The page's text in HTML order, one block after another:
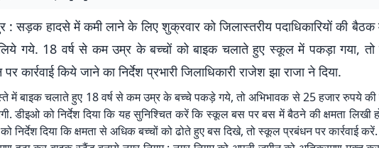
: सड़क हादसे में कमी लाने के लिए शुक्रवार को जिलास्तरीय पदाधिकारियों की
लिये गये. 18 वर्ष से कम उम्र के बच्चों को बाइक चलाते हुए स्कूल में पकड़ा गया,
कार्रवाई किये जाने का निर्देश प्रभारी जिलाधिकारी राजेश झा राजा ने दिया.
में बाइक चलाते हुए 18 वर्ष से कम उम्र के बच्चे पकड़े गये, तो अभिभावक से 25 हजार रुपये
डीइओ को निर्देश दिया कि यह सुनिश्चित करें कि स्कूल बस पर बस में बैठने की क्षमता लिखी
निर्देश दिया कि क्षमता से अधिक बच्चों को ढोते हुए बस दिखे, तो स्कूल प्रबंधन पर कार्रवाई करें.